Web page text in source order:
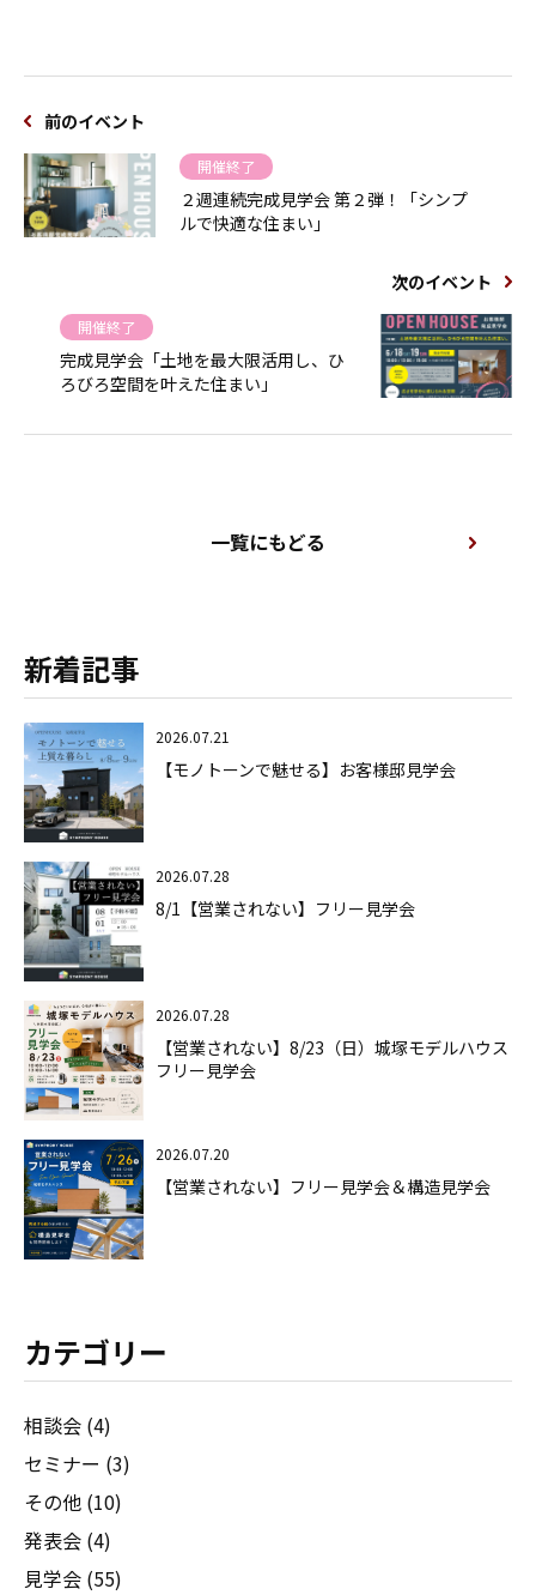
前のイベント
開催終了
２週連続完成見学会 第２弾！「シンプ
ルで快適な住まい」
次のイベント
開催終了
完成見学会「土地を最大限活用し、ひ
ろびろ空間を叶えた住まい」
一覧にもどる
新着記事
2026.07.21
【モノトーンで魅せる】お客様邸見学会
2026.07.28
8/1【営業されない】フリー見学会
2026.07.28
【営業されない】8/23（日）城塚モデルハウス
フリー見学会
2026.07.20
【営業されない】フリー見学会＆構造見学会
カテゴリー
相談会 (4)
セミナー (3)
その他 (10)
発表会 (4)
見学会 (55)